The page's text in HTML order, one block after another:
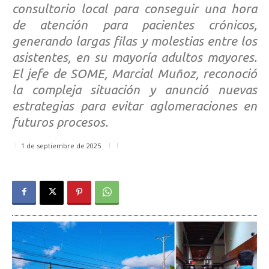
consultorio local para conseguir una hora
de atención para pacientes crónicos,
generando largas filas y molestias entre los
asistentes, en su mayoría adultos mayores.
El jefe de SOME, Marcial Muñoz, reconoció
la compleja situación y anunció nuevas
estrategias para evitar aglomeraciones en
futuros procesos.
1 de septiembre de 2025